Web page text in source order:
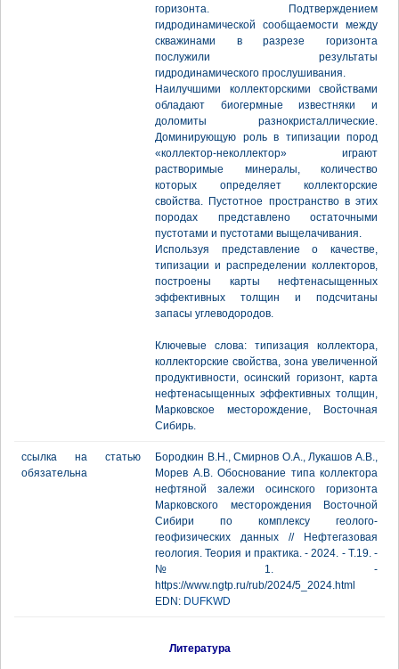
горизонта. Подтверждением
гидродинамической сообщаемости между
скважинами в разрезе горизонта
послужили результаты
гидродинамического прослушивания.
Наилучшими коллекторскими свойствами
обладают биогермные известняки и
доломиты разнокристаллические.
Доминирующую роль в типизации пород
«коллектор-неколлектор» играют
растворимые минералы, количество
которых определяет коллекторские
свойства. Пустотное пространство в этих
породах представлено остаточными
пустотами и пустотами выщелачивания.
Используя представление о качестве,
типизации и распределении коллекторов,
построены карты нефтенасыщенных
эффективных толщин и подсчитаны
запасы углеводородов.
Ключевые слова: типизация коллектора,
коллекторские свойства, зона увеличенной
продуктивности, осинский горизонт, карта
нефтенасыщенных эффективных толщин,
Марковское месторождение, Восточная
Сибирь.
ссылка на статью
обязательна
Бородкин В.Н., Смирнов О.А., Лукашов А.В.,
Морев А.В. Обоснование типа коллектора
нефтяной залежи осинского горизонта
Марковского месторождения Восточной
Сибири по комплексу геолого-
геофизических данных // Нефтегазовая
геология. Теория и практика. - 2024. - Т.19. -
№1. -
https://www.ngtp.ru/rub/2024/5_2024.html
EDN: DUFKWD
Литература